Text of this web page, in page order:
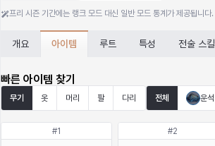
프리 시즌 기간에는 랭크 모드 대신 일반 모드 통계가 제공됩니다.
개요 아이템 루트 특성 전술 스킬
빠른 아이템 찾기
무기 옷 머리 팔 다리 전체 운석
#1 #2